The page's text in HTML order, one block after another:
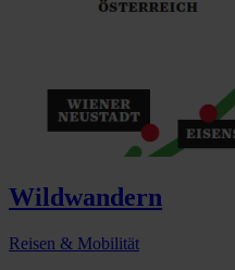
Wildwandern
Reisen & Mobilität